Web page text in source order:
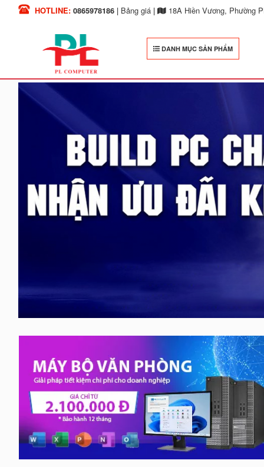
HOTLINE: 0865978186| Bảng giá| 18A Hiền Vương, Phường
DANH MỤC SẢN PHẨM